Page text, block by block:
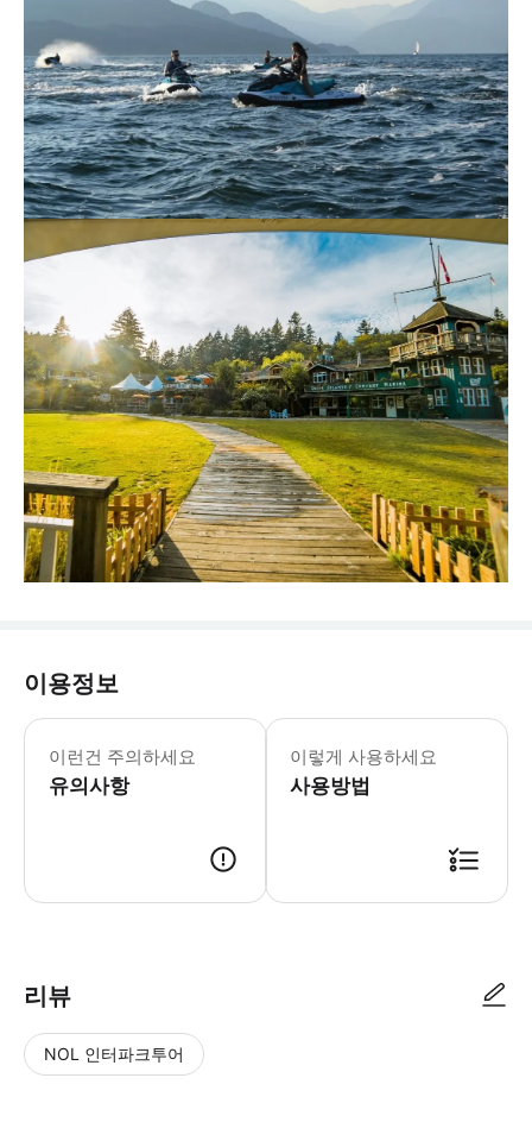
이용정보
이런건 주의하세요
유의사항
이렇게 사용하세요
사용방법
리뷰
NOL 인터파크투어